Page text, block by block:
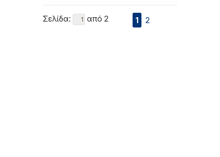
Σελίδα: από 2 1 2